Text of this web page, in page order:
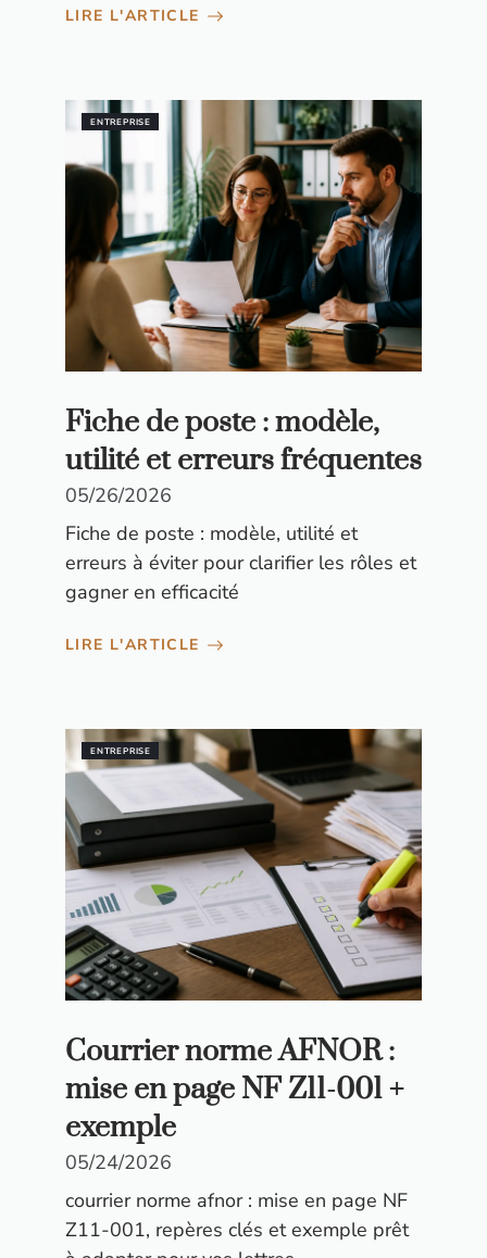
LIRE L'ARTICLE
ENTREPRISE
Fiche de poste : modèle,
utilité et erreurs fréquentes
05/26/2026
Fiche de poste : modèle, utilité et
erreurs à éviter pour clarifier les rôles et
gagner en efficacité
LIRE L'ARTICLE
ENTREPRISE
Courrier norme AFNOR :
mise en page NF Z11-001 +
exemple
05/24/2026
courrier norme afnor : mise en page NF
Z11-001, repères clés et exemple prêt